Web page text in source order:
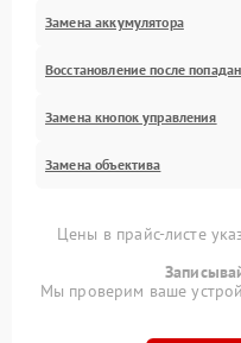
Замена аккумулятора
Восстановление после
Замена кнопок управления
Замена объектива
Цены в прайс-листе
Мы проверим ваше